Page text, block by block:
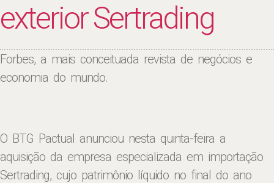
exterior Sertrading
Forbes, a mais conceituada revista de negócios e
economia do mundo.
O BTG Pactual anunciou nesta quinta-feira a
aquisição da empresa especializada em importação
Sertrading, cujo patrimônio líquido no final do ano